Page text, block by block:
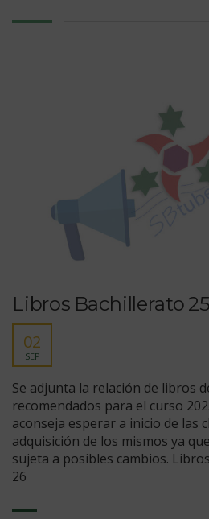
Libros Bachillerato
02
SEP
Se adjunta la relación de libros
recomendados para el curso
aconseja esperar a inicio de las
adquisición de los mismos ya
sujeta a posibles cambios.
26